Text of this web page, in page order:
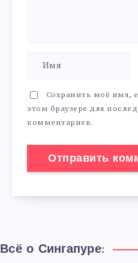
Сохранить моё имя,
этом браузере для
комментариев.
Всё о Сингапуре: